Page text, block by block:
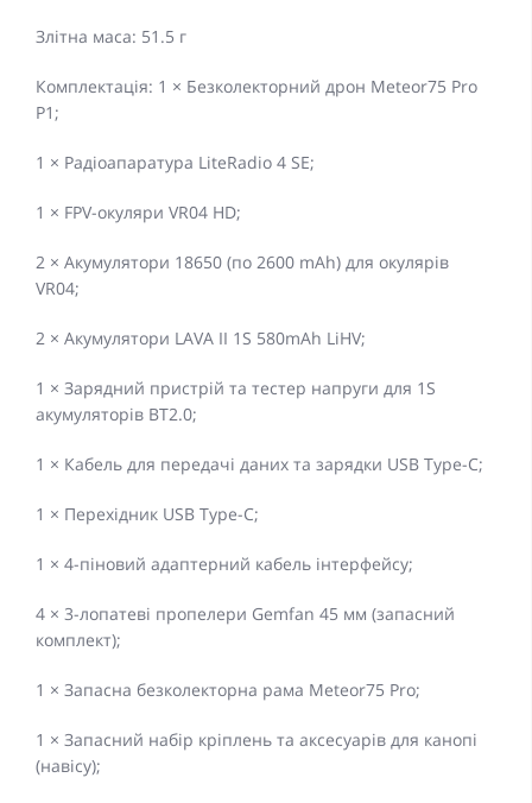
Злітна маса: 51.5 г
Комплектація: 1 × Безколекторний дрон Meteor75 Pro
P1;
1 × Радіоапаратура LiteRadio 4 SE;
1 × FPV-окуляри VR04 HD;
2 × Акумулятори 18650 (по 2600 mAh) для окулярів
VR04;
2 × Акумулятори LAVA II 1S 580mAh LiHV;
1 × Зарядний пристрій та тестер напруги для 1S
акумуляторів BT2.0;
1 × Кабель для передачі даних та зарядки USB Type-C;
1 × Перехідник USB Type-C;
1 × 4-піновий адаптерний кабель інтерфейсу;
4 × 3-лопатеві пропелери Gemfan 45 мм (запасний
комплект);
1 × Запасна безколекторна рама Meteor75 Pro;
1 × Запасний набір кріплень та аксесуарів для канопі
(навісу);